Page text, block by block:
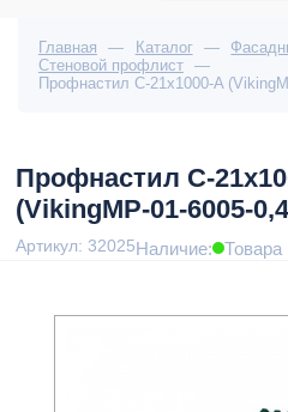
Главная — Каталог —
Стеновой профлист
—
Профнастил С-21x1000-A
Профнастил С-
(VikingMP-01-6005-
Артикул: 32025Наличие: Товара